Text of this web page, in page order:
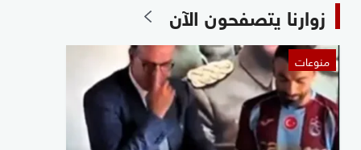
زوارنا يتصفحون الآن
منوعات